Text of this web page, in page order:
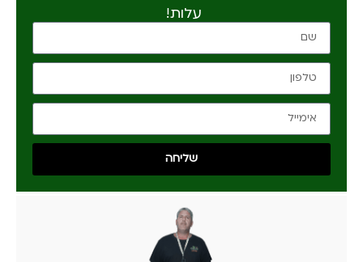
עלות!
שליחה